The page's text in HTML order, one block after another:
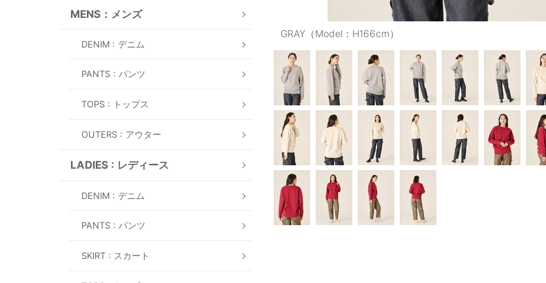
MENS：メンズ
DENIM : デニム
PANTS : パンツ
TOPS : トップス
OUTERS : アウター
LADIES : レディース
DENIM : デニム
PANTS : パンツ
SKIRT : スカート
GRAY（Model：H166cm）